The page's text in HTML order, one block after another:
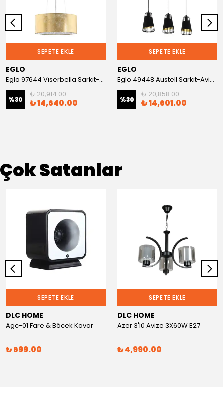
SEPETE EKLE
EGLO
Eglo 97644 Vıserbella Sarkıt-Avize
%30
₺ 20,914.00
₺ 14,640.00
SEPETE EKLE
EGLO
Eglo 49448 Austell Sarkıt-Avize
%30
₺ 20,858.00
₺ 14,601.00
Çok Satanlar
SEPETE EKLE
DLC HOME
Agc-01 Fare & Böcek Kovar
₺ 699.00
SEPETE EKLE
DLC HOME
Azer 3'lü Avize 3X60W E27
₺ 4,990.00